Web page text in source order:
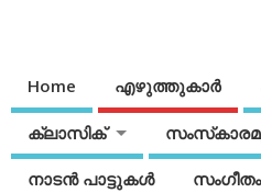
Home എഴുത്തുകാര്‍
ക്ലാസിക്
നാടന്‍ പാട്ടുകള്‍ സംഗീതം